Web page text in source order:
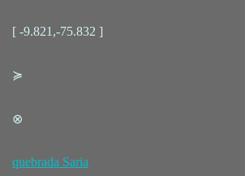
[ -9.821,-75.832 ]
≽
⊗
quebrada Saria